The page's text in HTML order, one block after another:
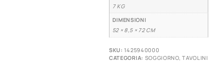
7 KG
DIMENSIONI
52 × 8,5 × 72 CM
SKU:1425940000
CATEGORIA: SOGGIORNO,TAVOLINI